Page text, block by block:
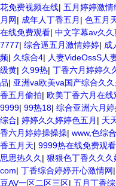
花免费视频在线| 五月婷婷激情
月网| 成年人丁香五月 | 色五月
在线免费观看| 中文字幕av久
7777| 综合逼五月激情婷婷| 成
频| 久综合4| 人妻VideOssS人
级黄| 久99热| 丁香六月婷婷久
品| 亚洲va欧美va国产综合久久
香五月偷拍| 欧美丁香六月在线
9999| 99热18| 综合亚洲六月
综合| 婷婷久久婷婷色五月 | 天
香六月婷婷操操操| www,色综合
香五月天| 9999热在线免费观看
思思热久久 | 狠狠色丁香久久久
com| 丁香综合婷婷开心激情网|
豆AV一区二区三区| 五月丁香